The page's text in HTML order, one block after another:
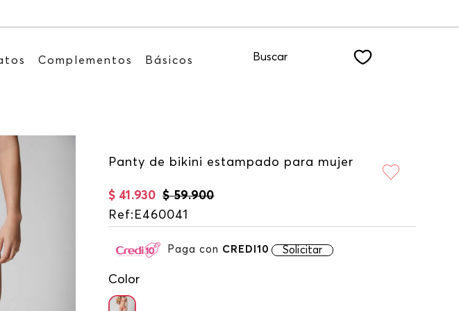
suscribiéndote a nuestro NEWSLETTER
Complementos Básicos Buscar
Panty de bikini estampado para mujer
$ 59.900
$ 41 .930
Ref: E460041
Paga con CREDI10 Solicitar
Color